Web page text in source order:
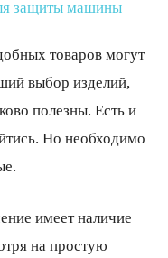
товаров могут
выбор изделий,
полезны. Есть и
Но необходимо
имеет наличие
на простую